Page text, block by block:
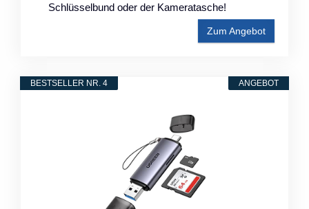
Schlüsselbund oder der Kameratasche!
Zum Angebot
ANGEBOT
BESTSELLER NR. 4